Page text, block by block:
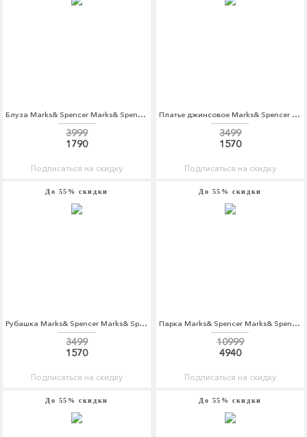
Блуза Marks& Spencer Marks& Spencer MA178EWAQYS1
3999
1790
Подписаться на скидку
Платье джинсовое Marks& Spencer Marks& Spencer MA178EWCVTC1
3499
1570
Подписаться на скидку
До 55% скидки
Рубашка Marks& Spencer Marks& Spencer MA178EWASJA8
3499
1570
Подписаться на скидку
До 55% скидки
Парка Marks& Spencer Marks& Spencer MA178EMYUK48
10999
4940
Подписаться на скидку
До 55% скидки До 55% скидки